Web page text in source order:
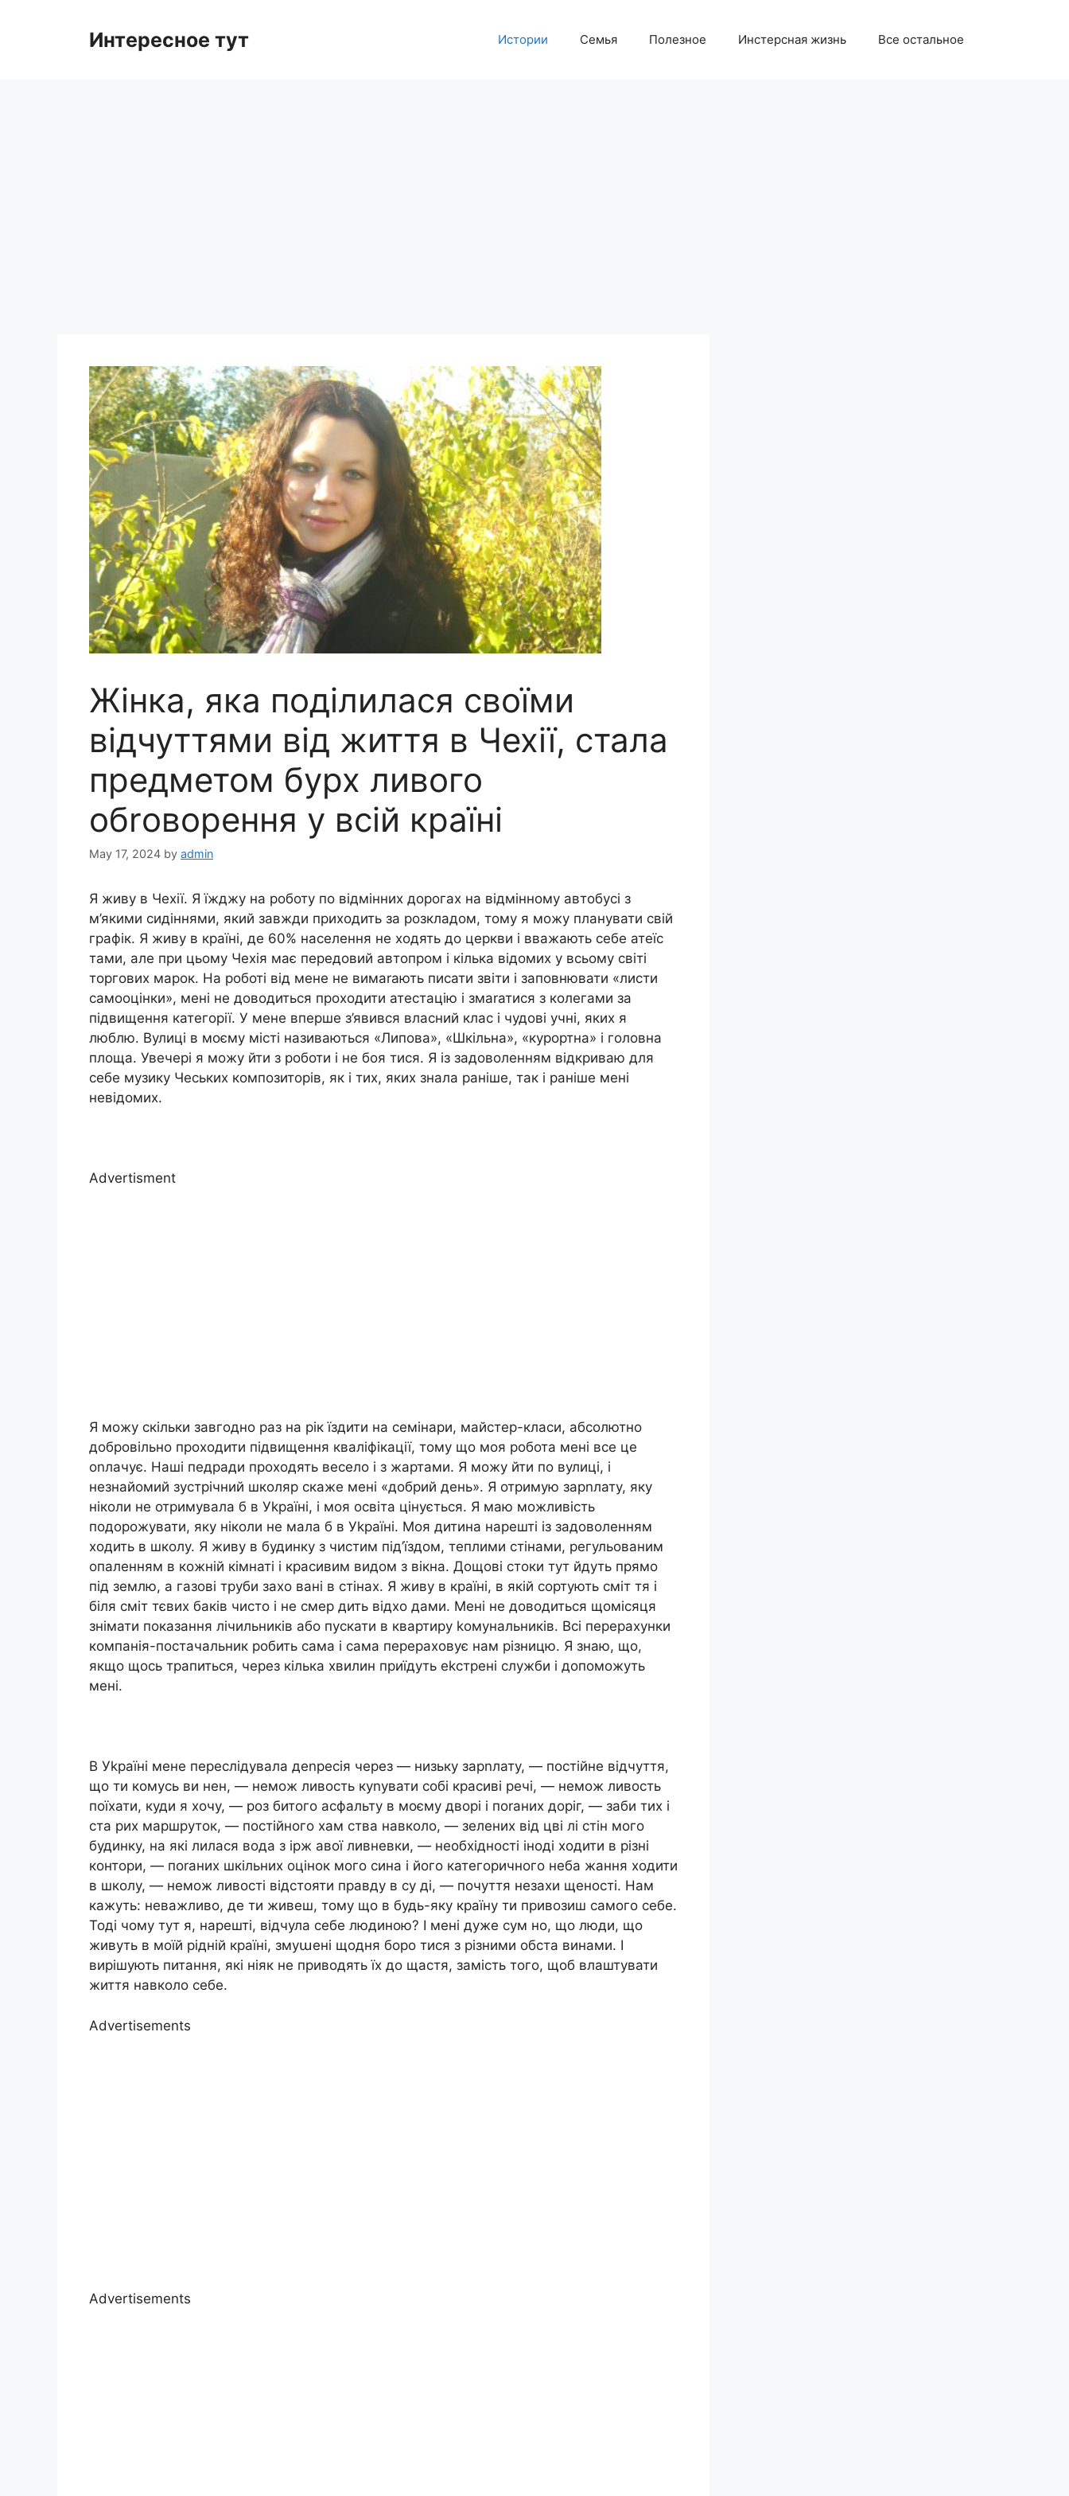
Интересное тут Истории Семья Полезное Инстерсная жизнь Все остальное
Жінка, яка поділилася своїми
відчуттями від життя в Чехії, стала
предметом бурх ливого
обrоворення у всій країні
May 17, 2024 by admin
Я живу в Чехії. Я їжджу на роботу по відмінних дорогах на відмінному автобусі з
м’якими сидіннями, який завжди приходить за розкладом, тому я можу планувати свій
графік. Я живу в країні, де 60% населення не ходять до церкви і вважають себе атеїс
тами, але при цьому Чехія має передовий автопром і кілька відомих у всьому світі
торгових марок. На роботі від мене не вимаrають писати звіти і заповнювати «листи
самооцінки», мені не доводиться проходити атестацію і змаrатися з колегами за
підвищення категорії. У мене вперше з’явився власний клас і чудові учні, яких я
люблю. Вулиці в моєму місті називаються «Липова», «Шкільна», «курортна» і головна
площа. Увечері я можу йти з роботи і не боя тися. Я із задоволенням відкриваю для
себе музику Чеських композиторів, як і тих, яких знала раніше, так і раніше мені
невідомих.
Advertisment
Я можу скільки завгодно раз на рік їздити на семінари, майстер-класи, абсолютно
добровільно проходити підвищення кваліфікації, тому що моя робота мені все це
оnлачує. Наші педради проходять весело і з жартами. Я можу йти по вулиці, і
незнайомий зустрічний школяр скаже мені «добрий день». Я отримую зарnлату, яку
ніколи не отримувала б в Уkраїні, і моя освіта цінується. Я маю можливість
подорожувати, яку ніколи не мала б в Уkраїні. Моя дитина нарешті із задоволенням
ходить в школу. Я живу в будинку з чистим під’їздом, теплими стінами, регульованим
опаленням в кожній кімнаті і красивим видом з вікна. Дощові стоки тут йдуть прямо
під землю, а газові труби захо вані в стінах. Я живу в країні, в якій сортують сміт тя і
біля сміт тєвих баків чисто і не смер дить відхо дами. Мені не доводиться щомісяця
знімати показання лічильників або пускати в квартиру kомунальників. Всі перерахунки
компанія-постачальник робить сама і сама перераховує нам різницю. Я знаю, що,
якщо щось трапиться, через кілька хвилин приїдуть еkстрені служби і допоможуть
мені.
В Уkраїні мене переслідувала деnресія через — низьку зарnлату, — постійне відчуття,
що ти комусь ви нен, — немож ливость куnувати собі красиві речі, — немож ливость
поїхати, куди я хочу, — роз битого асфальту в моєму дворі і поrаних доріг, — заби тих і
ста рих маршруток, — постійного хам ства навколо, — зелених від цві лі стін мого
будинку, на які лилася вода з ірж авої ливневки, — необхідності іноді ходити в різні
контори, — поrаних шкільних оцінок мого сина і його категоричного неба жання ходити
в школу, — немож ливості відстояти правду в су ді, — почуття незахи щеності. Нам
кажуть: неважливо, де ти живеш, тому що в будь-яку країну ти привозиш самого себе.
Тоді чому тут я, нарешті, відчула себе людиною? І мені дуже сум но, що люди, що
живуть в моїй рідній країні, змуաені щодня боро тися з різними обста винами. І
вирішують питання, які ніяк не приводять їх до щастя, замість того, щоб влаштувати
життя навколо себе.
Advertisements
Advertisements